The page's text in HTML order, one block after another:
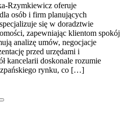
Rzymkiewicz oferuje
osób i firm planujących
się w doradztwie
zapewniając klientom spokój
analizę umów, negocjacje
przed urzędami i
kancelarii doskonale rozumie
rynku, co […]